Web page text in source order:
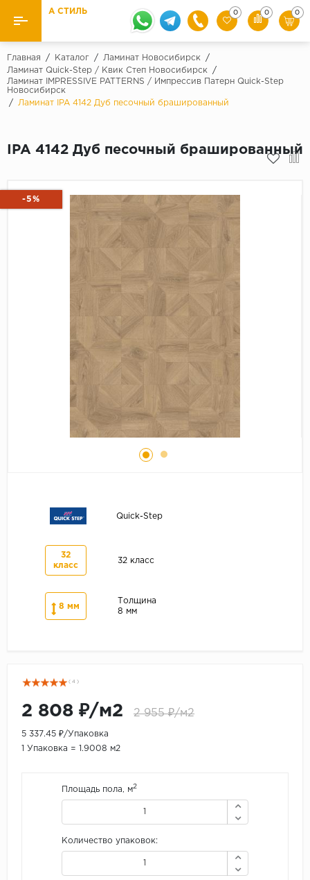
Назад
Ламинат Бренды
Kaindl
Pergo
31 класс
32 класс
Бежевый
Страна
Ковролин и ковровая плитка
Линолеум
Подложка под паркет и ламинат
А СТИЛЬ 0 0 0
Главная / Каталог / Ламинат Новосибирск
/
Ламинат Quick-Step / Квик Степ Новосибирск
/
Ламинат IMPRESSIVE PATTERNS / Импрессив Патерн Quick-Step
Новосибирск
/
Ламинат IPA 4142 Дуб песочный брашированный
IPA 4142 Дуб песочный брашированный
-5%
Quick-Step
32
класс
32 класс
8 мм
Толщина
8 мм
( 4 )
2 808 ₽/м2 2 955 ₽/м2
5 337.45 ₽/Упаковка
1 Упаковка = 1.9008 м2
Площадь пола, м2
Количество упаковок: